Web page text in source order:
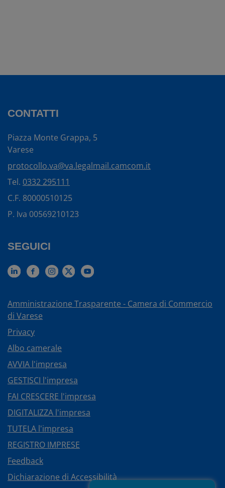
CONTATTI
Piazza Monte Grappa, 5
Varese
protocollo.va@va.legalmail.camcom.it
Tel. 0332 295111
C.F. 80000510125
P. Iva 00569210123
SEGUICI
Amministrazione Trasparente - Camera di Commercio
di Varese
Privacy
Albo camerale
AVVIA l'impresa
GESTISCI l'impresa
FAI CRESCERE l'impresa
DIGITALIZZA l'impresa
TUTELA l'impresa
REGISTRO IMPRESE
Feedback
Dichiarazione di Accessibilità